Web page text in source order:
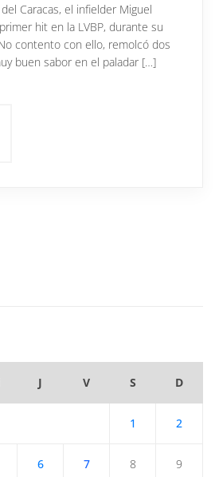
Caracas, el infielder Miguel
hit en la LVBP, durante su
contento con ello, remolcó dos
buen sabor en el paladar […]
J V S D
1 2
6 7 8 9